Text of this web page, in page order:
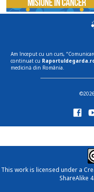
Am început cu un curs,
continuat cu
medicină din România.
This work is licensed under a
ShareAlike